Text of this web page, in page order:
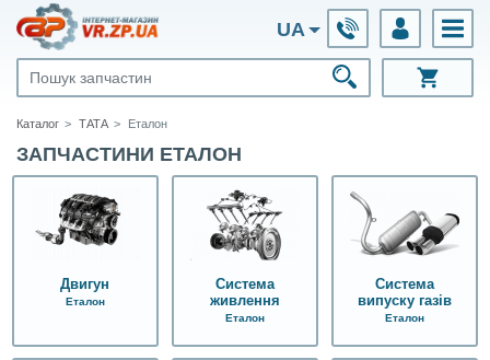
UA
Каталог ТАТА Еталон
ЗАПЧАСТИНИ ЕТАЛОН
Двигун
Еталон
Система
живлення
Еталон
Система
випуску газів
Еталон